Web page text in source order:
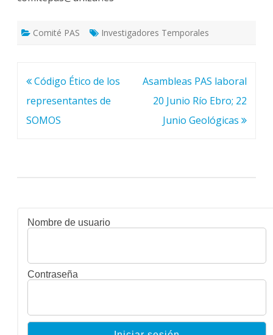
Comité PAS Investigadores Temporales
Navegación
de
entradas
Código Ético de los
representantes de
SOMOS
Asambleas PAS laboral
20 Junio Río Ebro; 22
Junio Geológicas
Nombre de usuario
Contraseña